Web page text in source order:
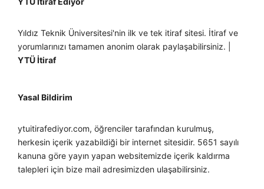
Yıldız Teknik Üniversitesi'nin ilk ve tek itiraf sitesi. İtiraf ve
yorumlarınızı tamamen anonim olarak paylaşabilirsiniz. |
YTÜ İtiraf
Yasal Bildirim
ytuitirafediyor.com, öğrenciler tarafından kurulmuş,
herkesin içerik yazabildiği bir internet sitesidir. 5651 sayılı
kanuna göre yayın yapan websitemizde içerik kaldırma
talepleri için bize mail adresimizden ulaşabilirsiniz.